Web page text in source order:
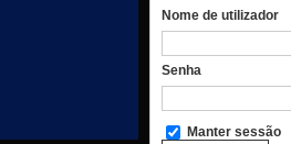
Nome de utilizador
Senha
Manter sessão